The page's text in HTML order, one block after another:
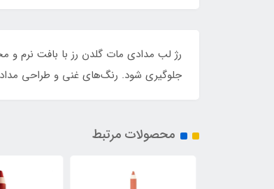
جلوگیری شود. رنگ‌های غنی و طراحی
محصولات مرتبط